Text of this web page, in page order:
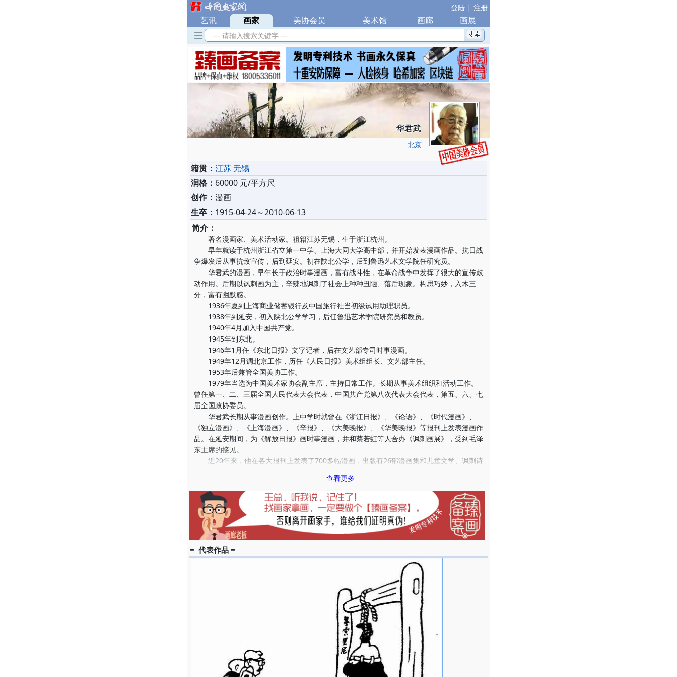
登陆 | 注册
艺讯 | 画家 美协会员 美术馆 画廊 画展
— 请输入搜索关键字 —
华君武
北京
籍贯： 江苏 无锡
润格： 60000 元/平方尺
创作： 漫画
生卒： 1915-04-24～2010-06-13
简介：
著名漫画家、美术活动家。祖籍江苏无锡，生于浙江杭州。
早年就读于杭州浙江省立第一中学、上海大同大学高中部，并开始发表漫画作品。抗日战
争爆发后从事抗敌宣传，后到延安。初在陕北公学，后到鲁迅艺术文学院任研究员。
华君武的漫画，早年长于政治时事漫画，富有战斗性，在革命战争中发挥了很大的宣传鼓
动作用。后期以讽刺画为主，辛辣地讽刺了社会上种种丑陋、落后现象。构思巧妙，入木三
分，富有幽默感。
1936年夏到上海商业储蓄银行及中国旅行社当初级试用助理职员。
1938年到延安，初入陕北公学学习，后任鲁迅艺术学院研究员和教员。
1940年4月加入中国共产党。
1945年到东北。
1946年1月任《东北日报》文字记者，后在文艺部专司时事漫画。
1949年12月调北京工作，历任《人民日报》美术组组长、文艺部主任。
1953年后兼管全国美协工作。
1979年当选为中国美术家协会副主席，主持日常工作。长期从事美术组织和活动工作。
曾任第一、二、三届全国人民代表大会代表，中国共产党第八次代表大会代表，第五、六、七
届全国政协委员。
华君武长期从事漫画创作。上中学时就曾在《浙江日报》、《论语》、《时代漫画》、
《独立漫画》、《上海漫画》、《辛报》、《大美晚报》、《华美晚报》等报刊上发表漫画作
品。在延安期间，为《解放日报》画时事漫画，并和蔡若虹等人合办《讽刺画展》，受到毛泽
东主席的接见。
近20年来，他在各大报刊上发表了700多幅漫画，出版有26部漫画集和儿童文学、讽刺诗
术馆举办华君武漫画展，展出了自1936年9月以来60余年间的漫画原作131件。其漫画作品紧
扣时代脉博，构思幽默机智，笔法简练而富有民族特色，风格独特，因而获得广泛好评。
查看更多
= 代表作品 =